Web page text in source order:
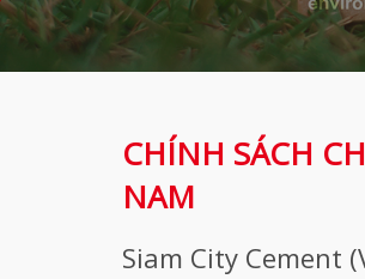
CHÍNH SÁCH
NAM
Siam City Cement